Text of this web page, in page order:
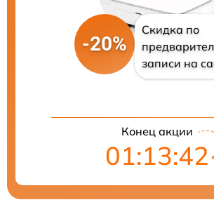
-20%
Скидка по
записи на
Конец акции
01:13:41